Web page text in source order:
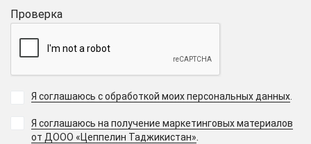
Проверка
Я соглашаюсь с обработкой моих персональных данных
Я соглашаюсь на получение маркетинговых материалов
от ДООО «Цеппелин Таджикистан».